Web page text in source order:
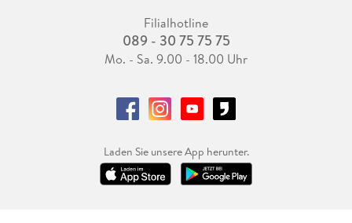
Filialhotline
089 - 30 75 75 75
Mo. - Sa. 9.00 - 18.00 Uhr
Laden Sie unsere App herunter.